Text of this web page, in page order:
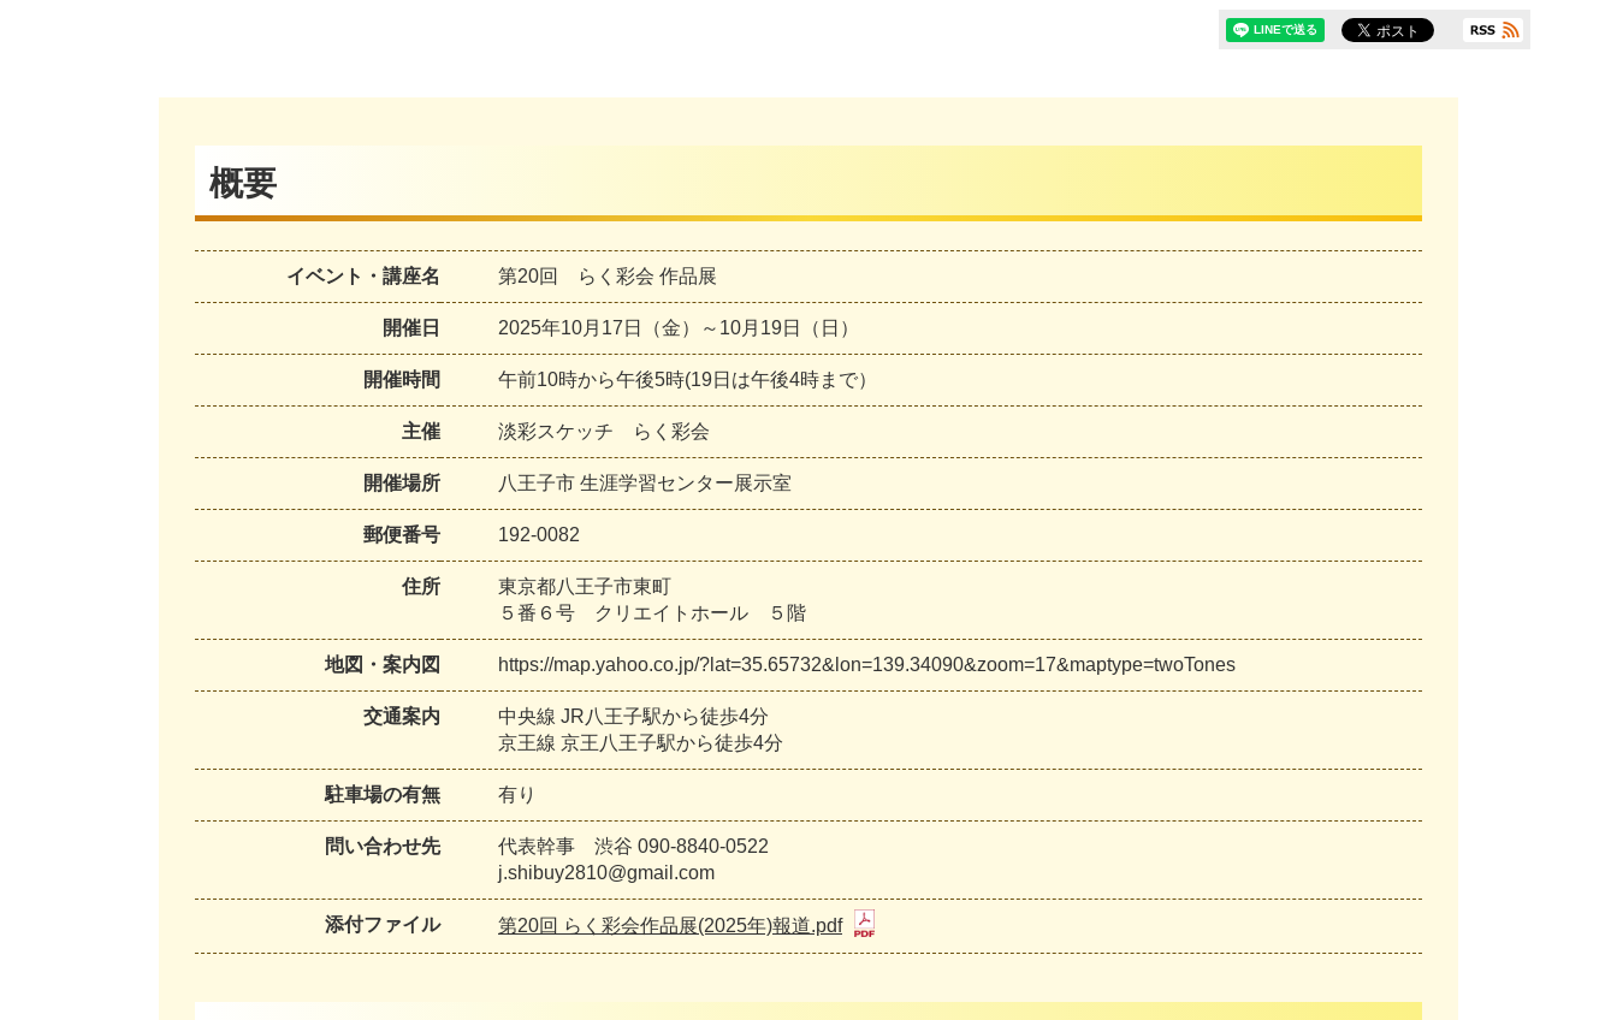
概要
イベント・講座名 第20回 らく彩会 作品展
開催日 2025年10月17日（金）～10月19日（日）
開催時間 午前10時から午後5時(19日は午後4時まで）
主催 淡彩スケッチ らく彩会
開催場所 八王子市 生涯学習センター展示室
郵便番号 192-0082
住所
東京都八王子市東町
５番６号 クリエイトホール ５階
地図・案内図 https://map.yahoo.co.jp/?lat=35.65732&lon=139.34090&zoom=17&maptype=twoTones
交通案内
中央線 JR八王子駅から徒歩4分
京王線 京王八王子駅から徒歩4分
駐車場の有無 有り
問い合わせ先
代表幹事 渋谷 090-8840-0522
j.shibuy2810@gmail.com
添付ファイル 第20回 らく彩会作品展(2025年)報道.pdf